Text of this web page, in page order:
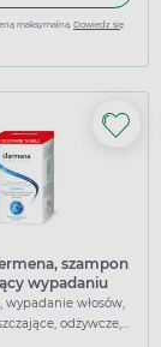
maksymalną. Dowiedz się
szampon
wypadaniu
200 ml
wypadanie włosów,
odżywcze,